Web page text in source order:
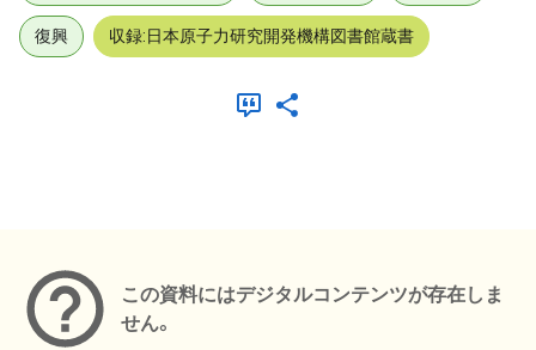
復興 収録:日本原子力研究開発機構図書館蔵書
この資料にはデジタルコンテンツが存在しま
せん。